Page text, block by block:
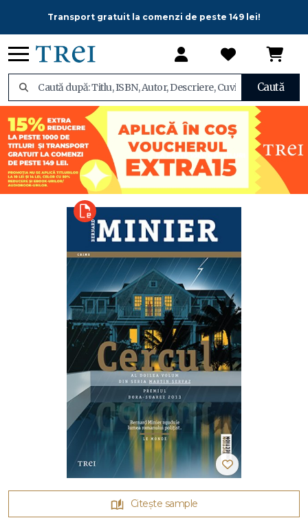
Transport gratuit la comenzi de peste 149 lei!
Caută
Citește sample